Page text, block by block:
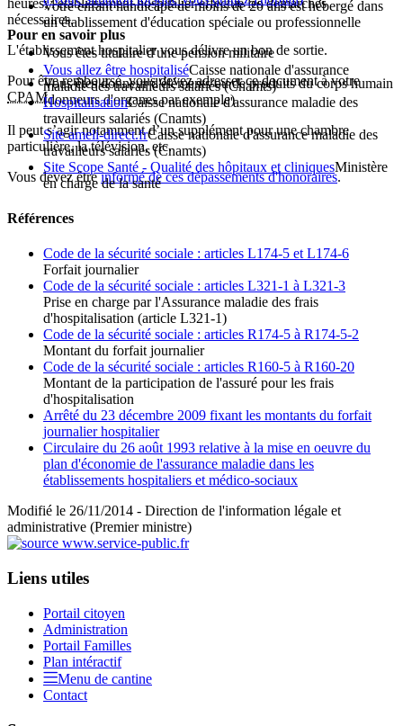
nécessaires.
L'établissement hospitalier vous délivre un bon de sortie.
Pour être remboursé, vous devez adresser ce document à votre
CPAM
Votre enfant handicapé de moins de 20 ans est hébergé dans
un établissement d'éducation spéciale ou professionnelle
Vous êtes titulaire d'une pension militaire
Vous êtes donneur d'éléments ou de produits du corps humain
(donneurs d'organes par exemple)
Il peut s’agir notamment d’un supplément pour une chambre
particulière, la télévision, etc.
Vous devez êtreinformé de ces dépassements d'honoraires.
Pour en savoir plus
Vous allez être hospitaliséCaisse nationale d'assurance
maladie des travailleurs salariés (Cnamts)
HospitalisationCaisse nationale d'assurance maladie des
travailleurs salariés (Cnamts)
Site ameli-direct.frCaisse nationale d'assurance maladie des
travailleurs salariés (Cnamts)
Site Scope Santé - Qualité des hôpitaux et cliniquesMinistère
en charge de la santé
Références
Code de la sécurité sociale : articles L174-5 et L174-6
Forfait journalier
Code de la sécurité sociale : articles L321-1 à L321-3
Prise en charge par l'Assurance maladie des frais
d'hospitalisation (article L321-1)
Code de la sécurité sociale : articles R174-5 à R174-5-2
Montant du forfait journalier
Code de la sécurité sociale : articles R160-5 à R160-20
Montant de la participation de l'assuré pour les frais
d'hospitalisation
Arrêté du 23 décembre 2009 fixant les montants du forfait
journalier hospitalier
Circulaire du 26 août 1993 relative à la mise en oeuvre du
plan d'économie de l'assurance maladie dans les
établissements hospitaliers et médico-sociaux
Modifié le 26/11/2014 - Direction de l'information légale et
administrative (Premier ministre)
Liens utiles
Portail citoyen
Administration
Portail Familles
Plan intéractif
Menu de cantine
Contact